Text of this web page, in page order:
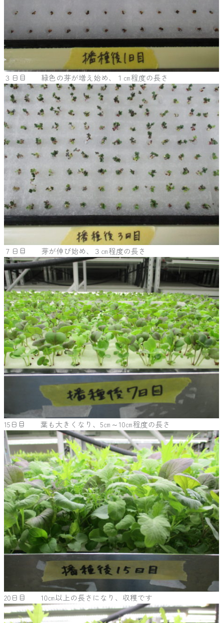
３日目 緑色の芽が増え始め、１㎝程度の長さ
７日目 芽が伸び始め、３㎝程度の長さ
15日目 葉も大きくなり、5㎝～10㎝程度の長さ
20日目 10㎝以上の長さになり、収穫です